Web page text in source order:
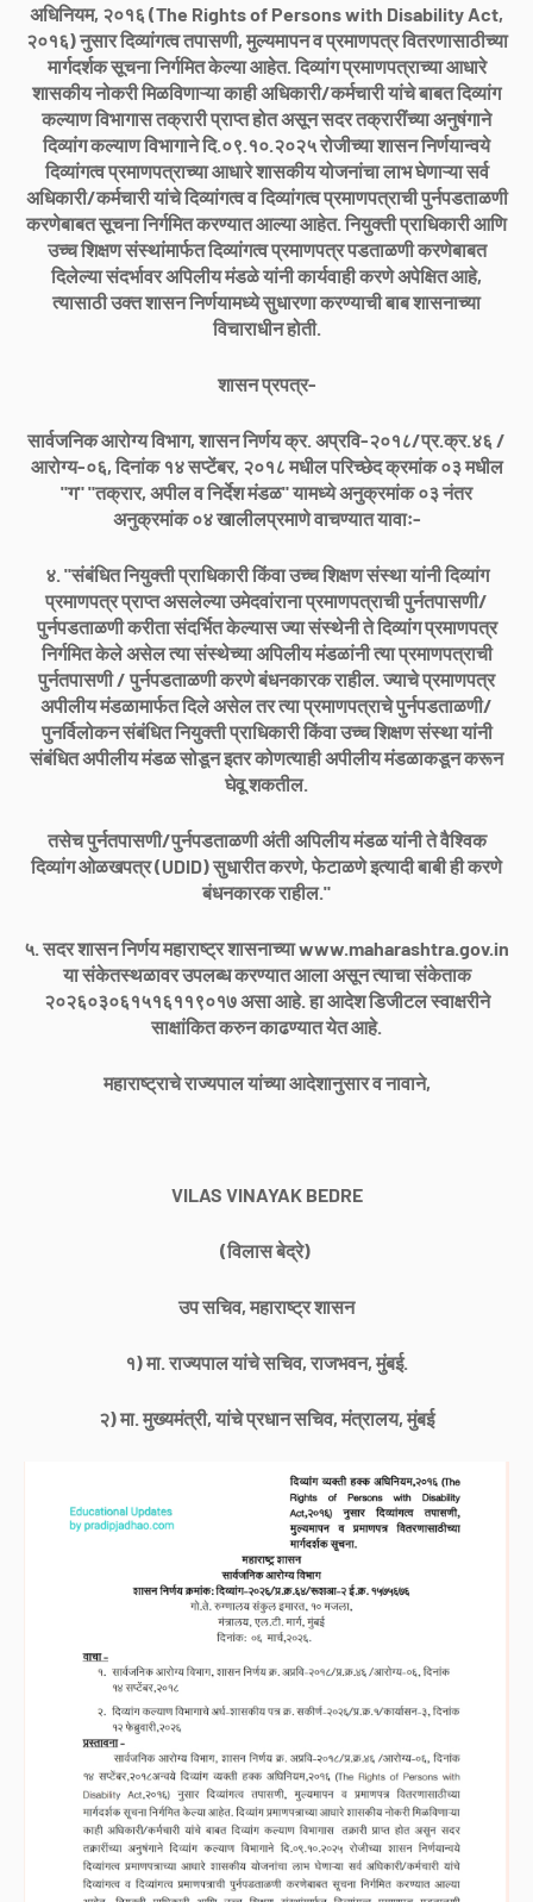
अधिनियम, २०१६ (The Rights of Persons with Disability Act,
२०१६) नुसार दिव्यांगत्व तपासणी, मुल्यमापन व प्रमाणपत्र वितरणासाठीच्या
मार्गदर्शक सूचना निर्गमित केल्या आहेत. दिव्यांग प्रमाणपत्राच्या आधारे
शासकीय नोकरी मिळविणाऱ्या काही अधिकारी/कर्मचारी यांचे बाबत दिव्यांग
कल्याण विभागास तक्रारी प्राप्त होत असून सदर तक्रारींच्या अनुषंगाने
दिव्यांग कल्याण विभागाने दि.०९.१०.२०२५ रोजीच्या शासन निर्णयान्वये
दिव्यांगत्व प्रमाणपत्राच्या आधारे शासकीय योजनांचा लाभ घेणाऱ्या सर्व
अधिकारी/कर्मचारी यांचे दिव्यांगत्व व दिव्यांगत्व प्रमाणपत्राची पुर्नपडताळणी
करणेबाबत सूचना निर्गमित करण्यात आल्या आहेत. नियुक्ती प्राधिकारी आणि
उच्च शिक्षण संस्थांमार्फत दिव्यांगत्व प्रमाणपत्र पडताळणी करणेबाबत
दिलेल्या संदर्भावर अपिलीय मंडळे यांनी कार्यवाही करणे अपेक्षित आहे,
त्यासाठी उक्त शासन निर्णयामध्ये सुधारणा करण्याची बाब शासनाच्या
विचाराधीन होती.
शासन प्रपत्र-
सार्वजनिक आरोग्य विभाग, शासन निर्णय क्र. अप्रवि-२०१८/प्र.क्र.४६ /
आरोग्य-०६, दिनांक १४ सप्टेंबर, २०१८ मधील परिच्छेद क्रमांक ०३ मधील
"ग" "तक्रार, अपील व निर्देश मंडळ" यामध्ये अनुक्रमांक ०३ नंतर
अनुक्रमांक ०४ खालीलप्रमाणे वाचण्यात यावाः-
४. "संबंधित नियुक्ती प्राधिकारी किंवा उच्च शिक्षण संस्था यांनी दिव्यांग
प्रमाणपत्र प्राप्त असलेल्या उमेदवांराना प्रमाणपत्राची पुर्नतपासणी/
पुर्नपडताळणी करीता संदर्भित केल्यास ज्या संस्थेनी ते दिव्यांग प्रमाणपत्र
निर्गमित केले असेल त्या संस्थेच्या अपिलीय मंडळांनी त्या प्रमाणपत्राची
पुर्नतपासणी / पुर्नपडताळणी करणे बंधनकारक राहील. ज्याचे प्रमाणपत्र
अपीलीय मंडळामार्फत दिले असेल तर त्या प्रमाणपत्राचे पुर्नपडताळणी/
पुनर्विलोकन संबंधित नियुक्ती प्राधिकारी किंवा उच्च शिक्षण संस्था यांनी
संबंधित अपीलीय मंडळ सोडून इतर कोणत्याही अपीलीय मंडळाकडून करून
घेवू शकतील.
तसेच पुर्नतपासणी/पुर्नपडताळणी अंती अपिलीय मंडळ यांनी ते वैश्विक
दिव्यांग ओळखपत्र (UDID) सुधारीत करणे, फेटाळणे इत्यादी बाबी ही करणे
बंधनकारक राहील."
५. सदर शासन निर्णय महाराष्ट्र शासनाच्या www.maharashtra.gov.in
या संकेतस्थळावर उपलब्ध करण्यात आला असून त्याचा संकेताक
२०२६०३०६१५१६११९०१७ असा आहे. हा आदेश डिजीटल स्वाक्षरीने
साक्षांकित करुन काढण्यात येत आहे.
महाराष्ट्राचे राज्यपाल यांच्या आदेशानुसार व नावाने,
VILAS VINAYAK BEDRE
(विलास बेद्रे)
उप सचिव, महाराष्ट्र शासन
१) मा. राज्यपाल यांचे सचिव, राजभवन, मुंबई.
२) मा. मुख्यमंत्री, यांचे प्रधान सचिव, मंत्रालय, मुंबई